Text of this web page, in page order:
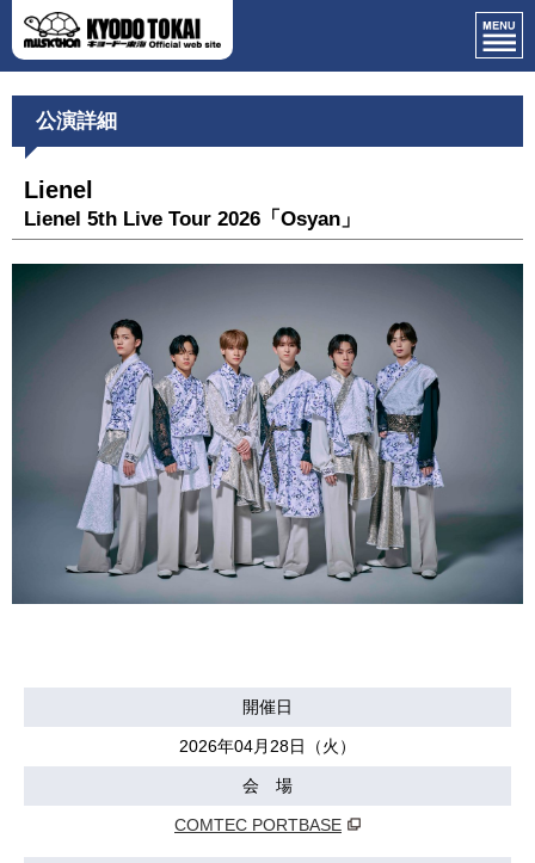
公演詳細
Lienel
Lienel 5th Live Tour 2026「Osyan」
開催日
2026年04月28日（火）
会 場
COMTEC PORTBASE